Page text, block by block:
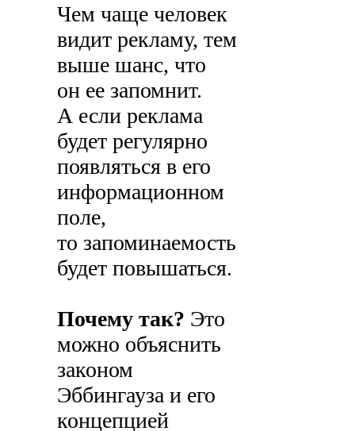
Чем чаще человек
видит рекламу, тем
выше шанс, что
он ее запомнит.
А если реклама
будет регулярно
появляться в его
информационном
поле,
то запоминаемость
будет повышаться.
Почему так? Это
можно объяснить
законом
Эббингауза и его
концепцией